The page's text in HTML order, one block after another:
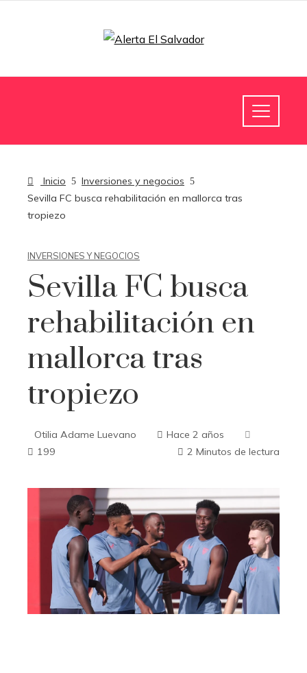
Inicio
Inversiones y negocios
Sevilla FC busca rehabilitación en mallorca tras
tropiezo
INVERSIONES Y NEGOCIOS
Sevilla FC busca
rehabilitación en
mallorca tras
tropiezo
Otilia Adame Luevano
Hace 2 años
199
2 Minutos de lectura